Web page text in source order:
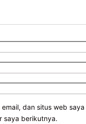
email, dan situs web
saya berikutnya.